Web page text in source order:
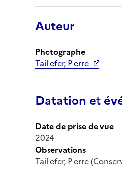
Auteur
Photographe
Taillefer, Pierre
Datation et
Date de prise de vue
2024
Observations
Taillefer, Pierre